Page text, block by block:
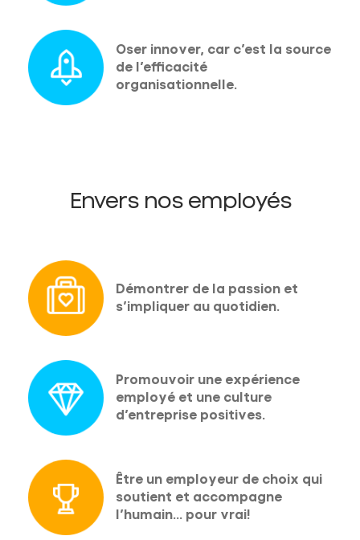
Oser innover, car c’est la source
de l’efficacité
organisationnelle.
Envers nos employés
Démontrer de la passion et
s’impliquer au quotidien.
Promouvoir une expérience
employé et une culture
d’entreprise positives.
Être un employeur de choix qui
soutient et accompagne
l’humain… pour vrai!